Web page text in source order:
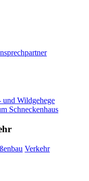
und Wildgehege
Schneckenhaus
Verkehr